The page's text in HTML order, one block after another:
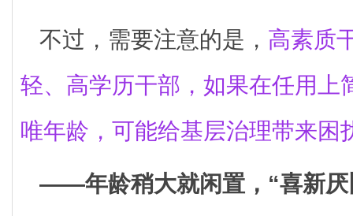
不过，需要注意的是， 高素质
轻、高学历干部，如果在任用上
唯年龄，可能给基层治理带来困
——年龄稍大就闲置，“喜新厌